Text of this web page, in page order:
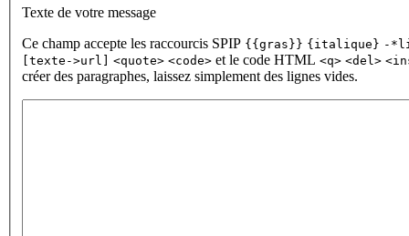
Texte de votre message
Ce champ accepte les raccourcis SPIP {{gras}} {italique} -
[texte->url]
<quote> <code> et le code HTML <q> <del>
créer des paragraphes, laissez simplement des lignes vides.